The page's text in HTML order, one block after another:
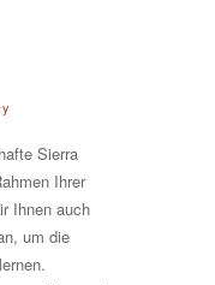
Sierra
Ihrer
Ihnen auch
um die